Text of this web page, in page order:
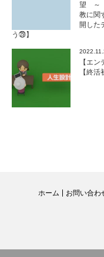
望 ～
教に関
開した
う㉙】
【エ
【終
ホーム お問い合わ